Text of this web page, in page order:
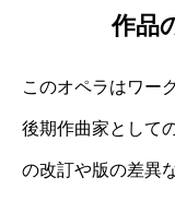
作品
このオペラはワー
後期作曲家として
の改訂や版の差異